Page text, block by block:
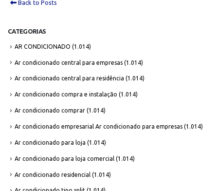
Back to Posts
CATEGORIAS
AR CONDICIONADO (1.014)
Ar condicionado central para empresas (1.014)
Ar condicionado central para residência (1.014)
Ar condicionado compra e instalação (1.014)
Ar condicionado comprar (1.014)
Ar condicionado empresarial Ar condicionado para empresas (1.014)
Ar condicionado para loja (1.014)
Ar condicionado para loja comercial (1.014)
Ar condicionado residencial (1.014)